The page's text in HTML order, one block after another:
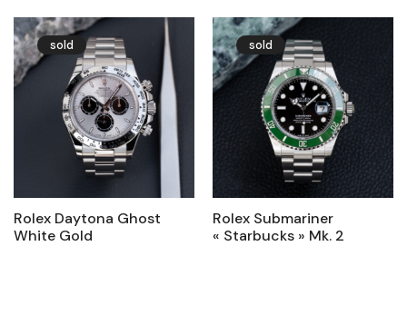
sold
Rolex Daytona Ghost
White Gold
sold
Rolex Submariner
« Starbucks » Mk. 2